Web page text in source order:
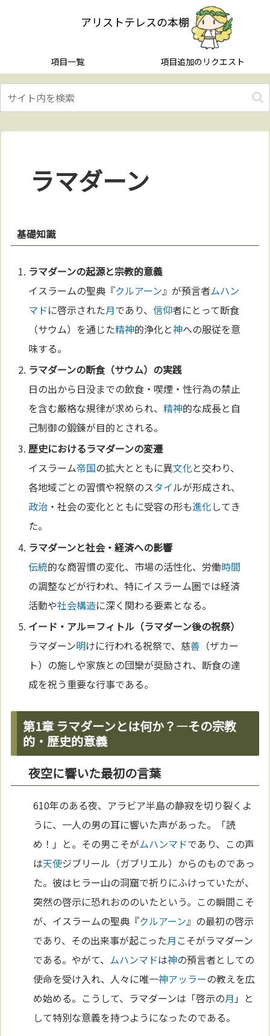
アリストテレスの本棚
項目一覧 項目追加のリクエスト
ラマダーン
基礎知識
ラマダーンの起源と宗教的意義
イスラームの聖典『クルアーン』が預言者ムハン
マドに啓示された月であり、信仰者にとって断食
（サウム）を通じた精神的浄化と神への服従を意
味する。
ラマダーンの断食（サウム）の実践
日の出から日没までの飲食・喫煙・性行為の禁止
を含む厳格な規律が求められ、精神的な成長と自
己制御の鍛錬が目的とされる。
歴史におけるラマダーンの変遷
イスラーム帝国の拡大とともに異文化と交わり、
各地域ごとの習慣や祝祭のスタイルが形成され、
政治 ・社会の変化とともに受容の形も進化してき
た。
ラマダーンと社会・経済への影響
伝統的な商習慣の変化、市場の活性化、労働時間
の調整などが行われ、特にイスラーム圏では経済
活動や社会構造に深く関わる要素となる。
イード・アル＝フィトル（ラマダーン後の祝祭）
ラマダーン明けに行われる祝祭で、慈善 （ザカー
ト）の施しや家族との団欒が奨励され、断食の達
成を祝う重要な行事である。
第1章 ラマダーンとは何か？—その宗教
的・歴史的意義
夜空に響いた最初の言葉
610年のある夜、アラビア半島の静寂を切り裂くよ
うに、一人の男の耳に響いた声があった。「読
め！」と。その男こそがムハンマドであり、この声
は天使ジブリール（ガブリエル）からのものであっ
た。彼はヒラー山の洞窟で祈りにふけっていたが、
突然の啓示に恐れおののいたという。この瞬間こそ
が、イスラームの聖典『クルアーン』の最初の啓示
であり、その出来事が起こった月 こそがラマダーン
である。やがて、 ムハンマドは神の預言者としての
使命を受け入れ、人々に唯一神アッラーの教えを広
め始める。こうして、ラマダーンは「啓示の月 」と
して特別な意義を持つようになったのである。